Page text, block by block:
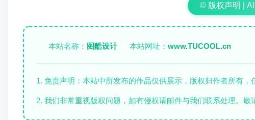
© 版权声明 |
本站名称： 图酷设计 本站网址： www.TUCOOL.cn
1. 免责声明：本站中所发布的作品仅供展示，版权归作者所有，
2. 我们非常重视版权问题，如有侵权请邮件与我们联系处理。敬